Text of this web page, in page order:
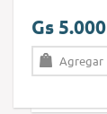
Gs 5.000
Agregar